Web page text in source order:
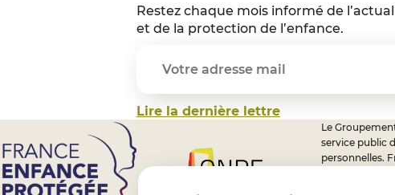
Restez chaque mois informé de
et de la protection de l’enfance.
Lire la dernière lettre
Le
service public
personnelles.